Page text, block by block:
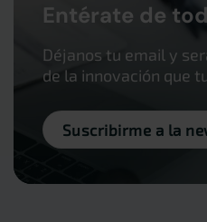
Entérate de
Déjanos tu email y
de la innovación que
Suscribirme a la